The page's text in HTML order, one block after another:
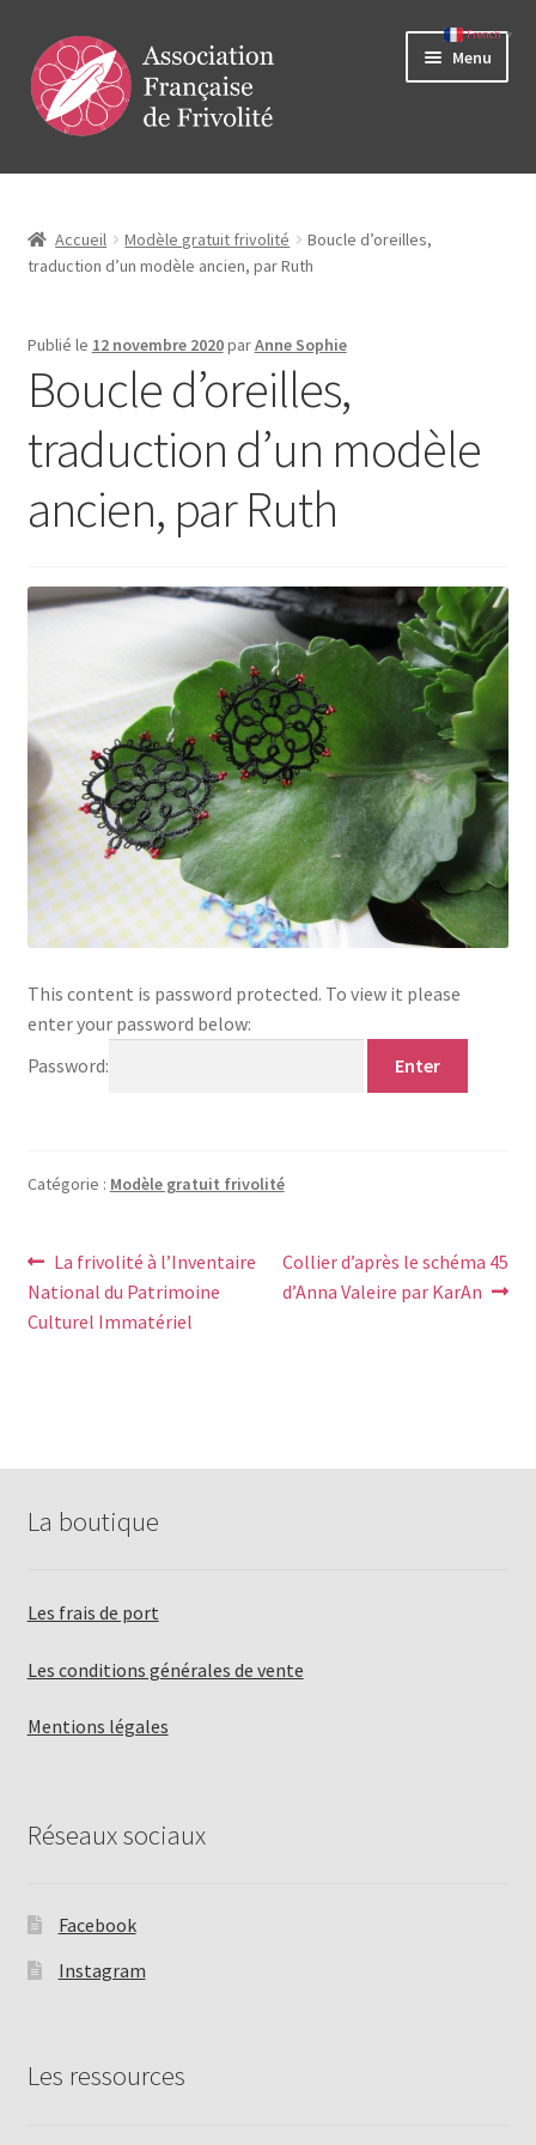
Aller
à
la
navigation
Aller
au
contenu
Menu
Vie de l’association
Cours et stages
enfant
Ressources
le
Accueil Modèle gratuit frivolité
Boucle d’oreilles,
traduction d’un modèle ancien, par Ruth
Publié le 12 novembre 2020parAnne Sophie
Boucle d’oreilles,
traduction d’un modèle
ancien, par Ruth
This content is password protected. To view it please
enter your password below:
Password:
Catégorie : Modèle gratuit frivolité
Navigation
de
Article
précédent :
La frivolité à l’Inventaire
National du Patrimoine
Culturel Immatériel
Article
suivant :
Collier d’après le schéma 45
d’Anna Valeire par KarAn
La boutique
Les frais de port
Les conditions générales de vente
Mentions légales
Réseaux sociaux
Facebook
Instagram
Les ressources
French ▼